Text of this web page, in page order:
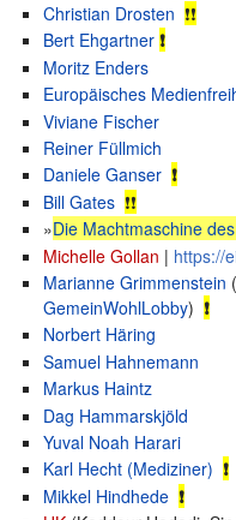
Christian Drosten ❗❗
Bert Ehgartner ❗
Moritz Enders
Europäisches
Viviane Fischer
Reiner Füllmich
Daniele Ganser ❗
Bill Gates ❗❗
»Die Machtmaschine
Michelle Gollan | https://
Marianne Grimmenstein
GemeinWohlLobby) ❗
Norbert Häring
Samuel Hahnemann
Markus Haintz
Dag Hammarskjöld
Yuval Noah Harari
Karl Hecht (Mediziner) ❗
Mikkel Hindhede ❗